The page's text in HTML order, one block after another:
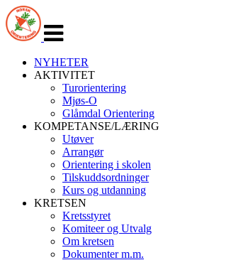
navigasjon
NYHETER
AKTIVITET
Turorientering
Mjøs-O
Glåmdal Orientering
KOMPETANSE/LÆRING
Utøver
Arrangør
Orientering i skolen
Tilskuddsordninger
Kurs og utdanning
KRETSEN
Kretsstyret
Komiteer og Utvalg
Om kretsen
Dokumenter m.m.